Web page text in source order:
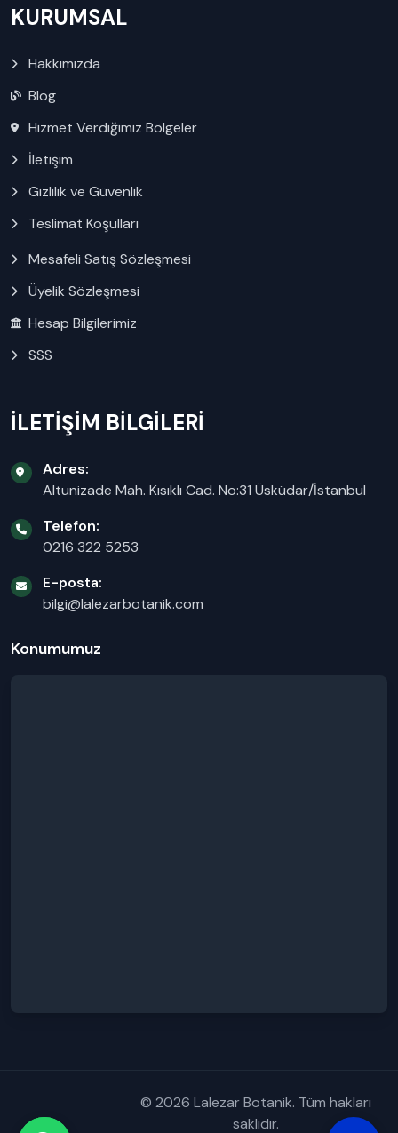
KURUMSAL
Hakkımızda
Blog
Hizmet Verdiğimiz Bölgeler
İletişim
Gizlilik ve Güvenlik
Teslimat Koşulları
Mesafeli Satış Sözleşmesi
Üyelik Sözleşmesi
Hesap Bilgilerimiz
SSS
İLETİŞİM BİLGİLERİ
Adres:
Altunizade Mah. Kısıklı Cad. No:31 Üsküdar/İstanbul
Telefon:
0216 322 5253
E-posta:
bilgi@lalezarbotanik.com
Konumumuz
© 2026 Lalezar Botanik. Tüm hakları
saklıdır.